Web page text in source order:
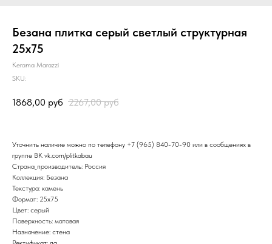
Безана плитка серый светлый структурная
25х75
Kerama Marazzi
SKU:
1868,00 руб 2267,00 руб
Уточнить наличие можно по телефону +7 (965) 840-70-90 или в сообщениях в
группе ВК vk.com/plitkabau
Страна_производитель: Россия
Коллекция: Безана
Текстура: камень
Формат: 25x75
Цвет: серый
Поверхность: матовая
Назначение: стена